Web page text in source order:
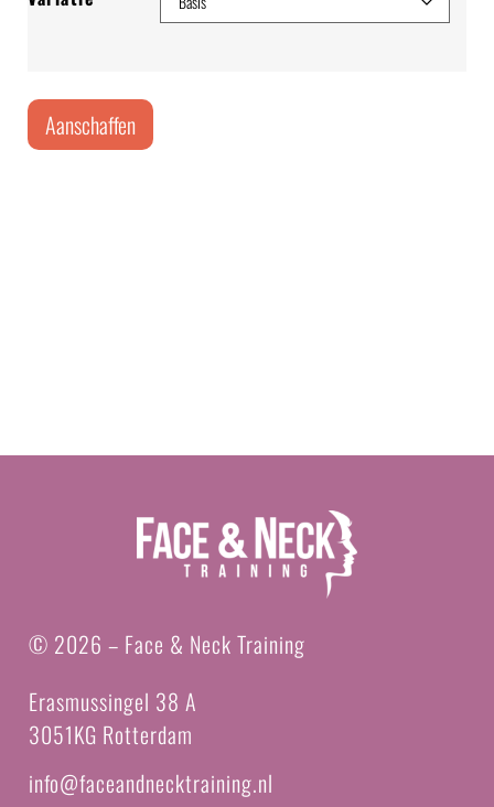
Aanschaffen
© 2026 – Face & Neck Training
Erasmussingel 38 A
3051KG Rotterdam
info@faceandnecktraining.nl